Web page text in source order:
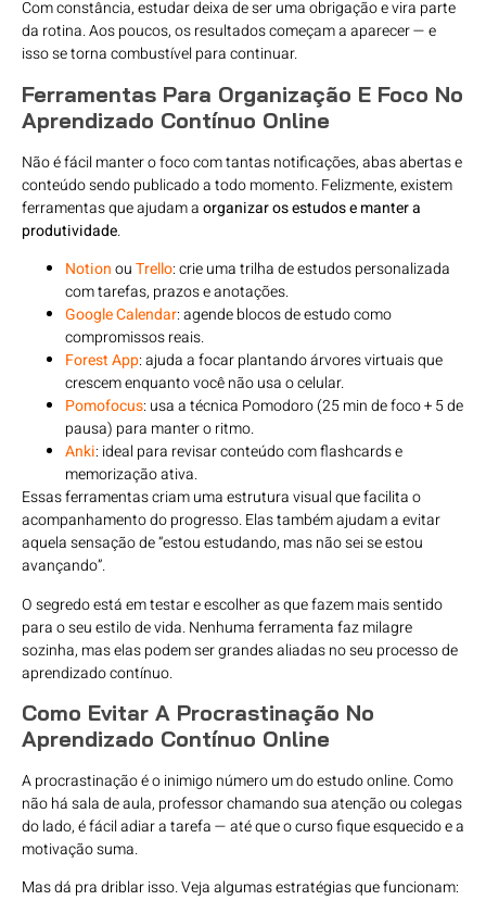
Com constância, estudar deixa de ser uma obrigação e vira parte
da rotina. Aos poucos, os resultados começam a aparecer — e
isso se torna combustível para continuar.
Ferramentas Para Organização E Foco No
Aprendizado Contínuo Online
Não é fácil manter o foco com tantas notificações, abas abertas e
conteúdo sendo publicado a todo momento. Felizmente, existem
ferramentas que ajudam aorganizar os estudos e manter a
produtividade.
NotionouTrello: crie uma trilha de estudos personalizada
com tarefas, prazos e anotações.
Google Calendar: agende blocos de estudo como
compromissos reais.
Forest App: ajuda a focar plantando árvores virtuais que
crescem enquanto você não usa o celular.
Pomofocus: usa a técnica Pomodoro (25 min de foco + 5 de
pausa) para manter o ritmo.
Anki: ideal para revisar conteúdo com flashcards e
memorização ativa.
Essas ferramentas criam uma estrutura visual que facilita o
acompanhamento do progresso. Elas também ajudam a evitar
aquela sensação de “estou estudando, mas não sei se estou
avançando”.
O segredo está em testar e escolher as que fazem mais sentido
para o seu estilo de vida. Nenhuma ferramenta faz milagre
sozinha, mas elas podem ser grandes aliadas no seu processo de
aprendizado contínuo.
Como Evitar A Procrastinação No
Aprendizado Contínuo Online
A procrastinação é o inimigo número um do estudo online. Como
não há sala de aula, professor chamando sua atenção ou colegas
do lado, é fácil adiar a tarefa — até que o curso fique esquecido e a
motivação suma.
Mas dá pra driblar isso. Veja algumas estratégias que funcionam: